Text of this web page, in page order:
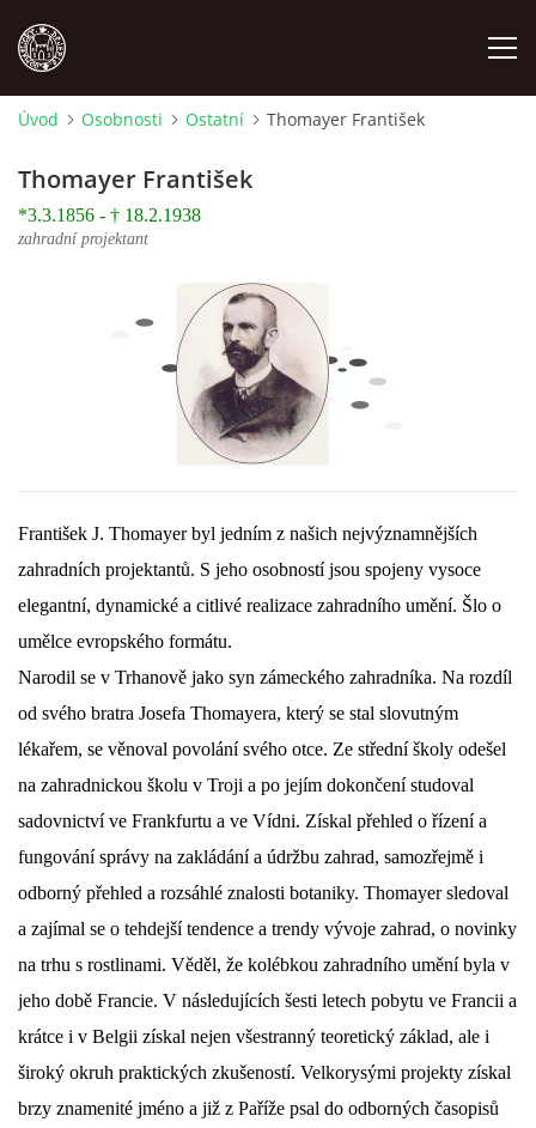
NÁRODOPIS
DŮL NA SLÍDU (NA KOLE)
Kontakt:
tel. 773 916 275
info@domdej.cz
--------------------------------------------------------------
Tento projekt je realizován za finanční podpory
© 2026 eStránky.cz |Aktualizováno: 17. 7. 2026|Nahoru ↑
Úvod Osobnosti Ostatní Thomayer František
Thomayer František
*3.3.1856 - † 18.2.1938
zahradní projektant
František J. Thomayer byl jedním z našich nejvýznamnějších
zahradních projektantů. S jeho osobností jsou spojeny vysoce
elegantní, dynamické a citlivé realizace zahradního umění. Šlo o
umělce evropského formátu.
Narodil se v Trhanově jako syn zámeckého zahradníka. Na rozdíl
od svého bratra Josefa Thomayera, který se stal slovutným
lékařem, se věnoval povolání svého otce. Ze střední školy odešel
na zahradnickou školu v Troji a po jejím dokončení studoval
sadovnictví ve Frankfurtu a ve Vídni. Získal přehled o řízení a
fungování správy na zakládání a údržbu zahrad, samozřejmě i
odborný přehled a rozsáhlé znalosti botaniky. Thomayer sledoval
a zajímal se o tehdejší tendence a trendy vývoje zahrad, o novinky
na trhu s rostlinami. Věděl, že kolébkou zahradního umění byla v
jeho době Francie. V následujících šesti letech pobytu ve Francii a
krátce i v Belgii získal nejen všestranný teoretický základ, ale i
široký okruh praktických zkušeností. Velkorysými projekty získal
brzy znamenité jméno a již z Paříže psal do odborných časopisů